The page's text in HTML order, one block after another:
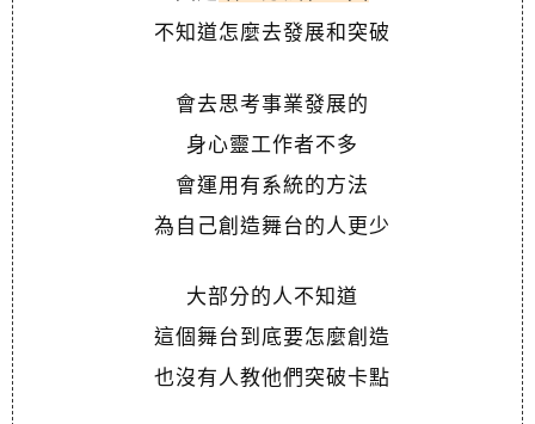
不知道怎麼去發展和突破
會去思考事業發展的
身心靈工作者不多
會運用有系統的方法
為自己創造舞台的人更少
大部分的人不知道
這個舞台到底要怎麼創造
也沒有人教他們突破卡點